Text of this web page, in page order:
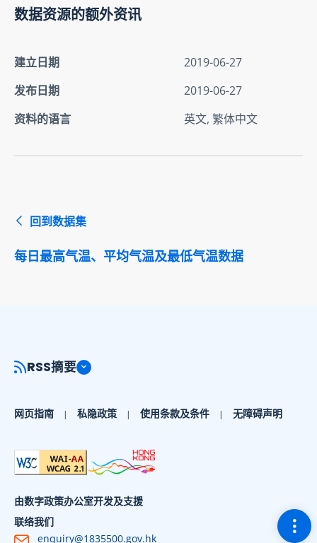
数据资源的额外资讯
建立日期
2019-06-27
发布日期
2019-06-27
资料的语言
英文, 繁体中文
回到数据集
每日最高气温、平均气温及最低气温数据
切
RSS摘要
网页指南 私隐政策 使用条款及条件 无障碍声明
由数字政策办公室开发及支援
联络我们
enquiry@1835500.gov.hk